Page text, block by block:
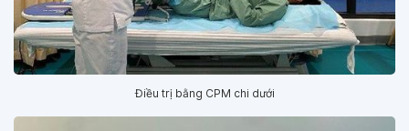
Điều trị bằng CPM chi dưới